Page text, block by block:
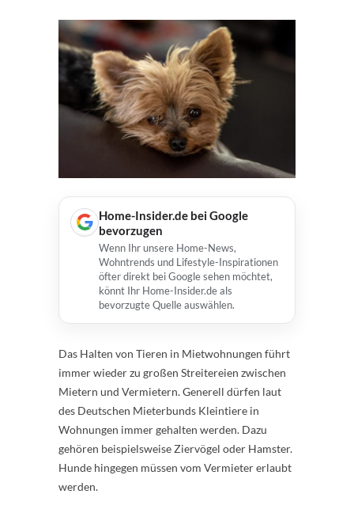
Home-Insider.de bei Google
bevorzugen
Wenn Ihr unsere Home-News,
Wohntrends und Lifestyle-Inspirationen
öfter direkt bei Google sehen möchtet,
könnt Ihr Home-Insider.de als
bevorzugte Quelle auswählen.
Das Halten von Tieren in Mietwohnungen führt
immer wieder zu großen Streitereien zwischen
Mietern und Vermietern. Generell dürfen laut
des Deutschen Mieterbunds Kleintiere in
Wohnungen immer gehalten werden. Dazu
gehören beispielsweise Ziervögel oder Hamster.
Hunde hingegen müssen vom Vermieter erlaubt
werden.